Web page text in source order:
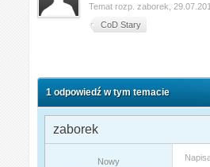
Temat rozp.zaborek
CoD Stary
1 odpowiedź w tym temacie
zaborek
Nowy